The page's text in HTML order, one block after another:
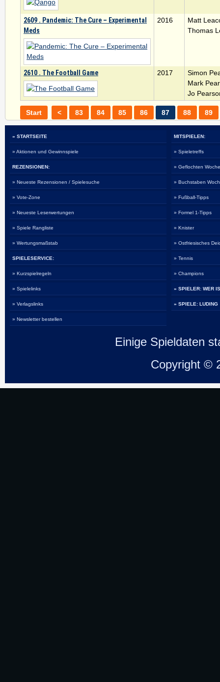
2609 . Pandemic: The Cure – Experimental
Meds
2016
Matt
Thomas
2610 . The Football Game 2017
Simon
Mark
Jo
Start < 83 84 85 86 87 88 89
» STARTSEITE
» Aktionen und Gewinnspiele
REZENSIONEN:
» Neueste Rezensionen / Spielesuche
» Vote-Zone
» Neueste Leserwertungen
» Spiele Rangliste
» Wertungsmaßstab
SPIELESERVICE:
» Kurzspielregeln
» Spielelinks
» Verlagslinks
» Newsletter bestellen
MITSPIELEN:
» Spieletreffs
» Geflochten
» Buchstaben
» Fußball-Tipps
» Formel 1-Tipps
» Knister
» Ostfriesisches
» Tennis
» Champions
» SPIELER: WER
» SPIELE: LUDING
Einige Spieldaten
Copyright ©